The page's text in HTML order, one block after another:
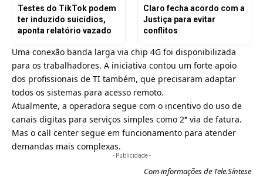
Testes do TikTok podem
ter induzido suicídios,
aponta relatório vazado
Claro fecha acordo com a
Justiça para evitar
conflitos
Uma conexão banda larga via chip 4G foi disponibilizada
para os trabalhadores. A iniciativa contou um forte apoio
dos profissionais de TI também, que precisaram adaptar
todos os sistemas para acesso remoto.
Atualmente, a operadora segue com o incentivo do uso de
canais digitas para serviços simples como 2ª via de fatura.
Mas o call center segue em funcionamento para atender
demandas mais complexas.
- Publicidade -
Com informações de Tele.Síntese